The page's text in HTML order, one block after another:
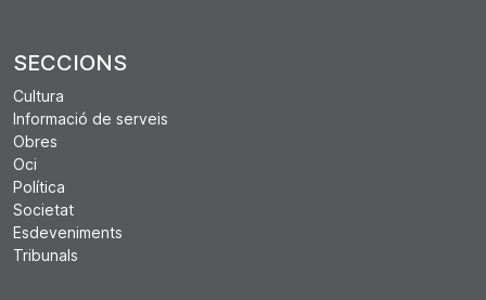
SECCIONS
Cultura
Informació de serveis
Obres
Oci
Política
Societat
Esdeveniments
Tribunals